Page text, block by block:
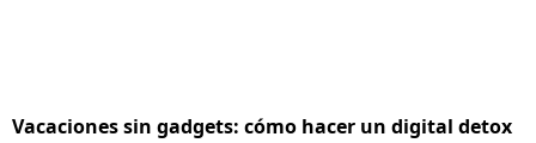
Vacaciones sin gadgets: cómo hacer un digital detox